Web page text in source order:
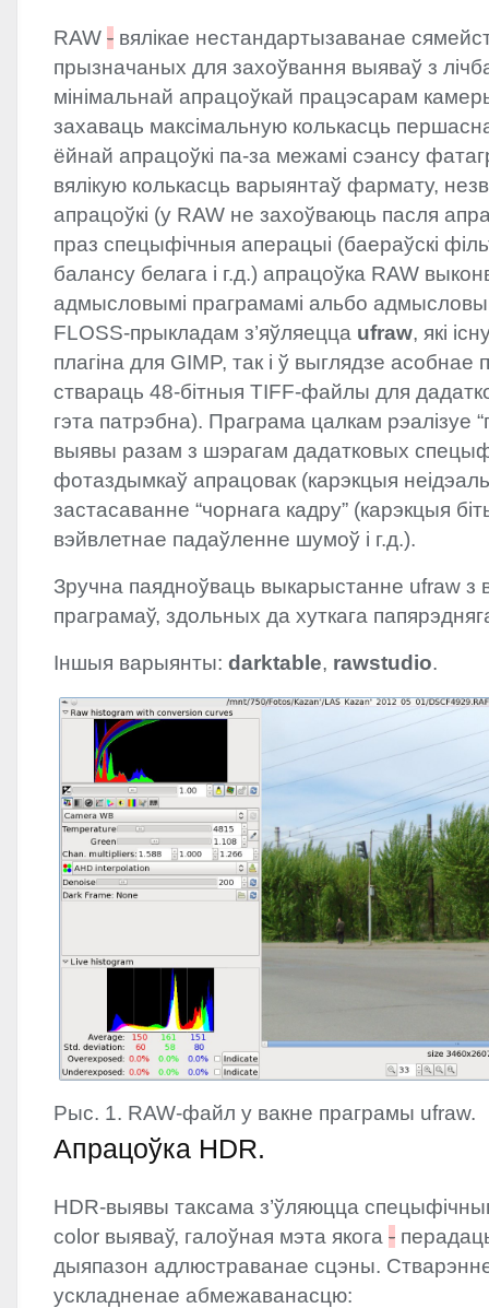
RAW - вялікае нестандартызаванае
прызначаных для захоўвання выяваў з
мінімальнай апрацоўкай працэсарам
захаваць максімальную колькасць
ёйнай апрацоўкі па-за межамі сэансу
вялікую колькасць варыянтаў фармату,
апрацоўкі (у RAW не захоўваюць пасля
праз спецыфічныя аперацыі (баераўскі
балансу белага і г.д.) апрацоўка RAW
адмысловымі праграмамі альбо
FLOSS-прыкладам з’яўляецца ufraw, які
плагіна для GIMP, так і ў выглядзе
ствараць 48-бітныя TIFF-файлы для
гэта патрэбна). Праграма цалкам рэалізуе
выявы разам з шэрагам дадатковых
фотаздымкаў апрацовак (карэкцыя
застасаванне “чорнага кадру” (карэкцыя
вэйвлетнае падаўленне шумоў і г.д.).
Зручна паядноўваць выкарыстанне ufraw з
праграмаў, здольных да хуткага
Іншыя варыянты: darktable, rawstudio.
Рыс. 1. RAW-файл у вакне праграмы ufraw.
Апрацоўка HDR.
HDR-выявы таксама з’ўляюцца
color выяваў, галоўная мэта якога -
дыяпазон адлюстраванае сцэны.
ускладненае абмежаванасцю: